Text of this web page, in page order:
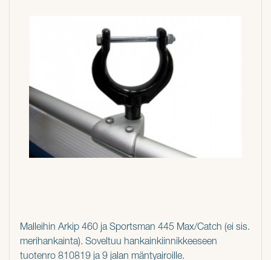
Malleihin Arkip 460 ja Sportsman 445 Max/Catch (ei sis.
merihankainta). Soveltuu hankainkiinnikkeeseen
tuotenro 810819 ja 9 jalan mäntyairoille.